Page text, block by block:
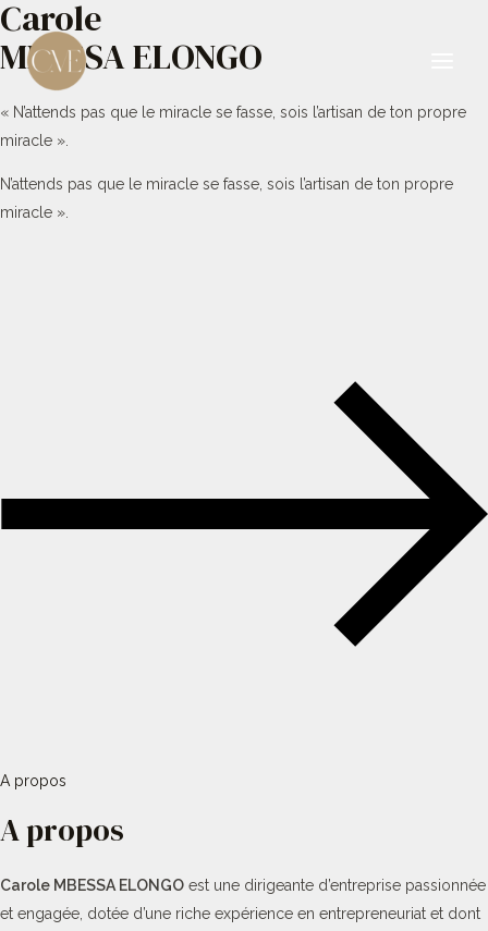
Aller
contenu
Carole
MBESSA ELONGO
« N’attends pas que le miracle se fasse, sois l’artisan de ton propre
miracle ».
N’attends pas que le miracle se fasse, sois l’artisan de ton propre
miracle ».
A propos
A propos
Carole MBESSA ELONGO est une dirigeante d’entreprise passionnée
et engagée, dotée d’une riche expérience en entrepreneuriat et dont